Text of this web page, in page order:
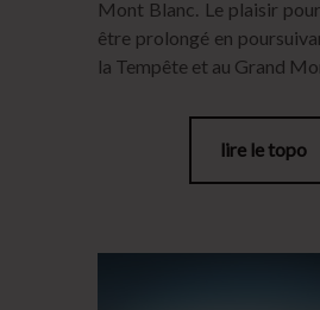
Mont Blanc. Le plaisir
être prolongé en
la Tempête et au Grand
lire le topo